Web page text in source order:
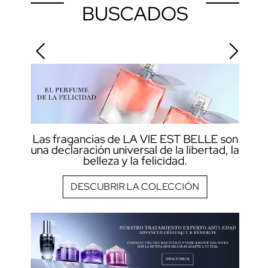
BUSCADOS
Las fragancias de LA VIE EST BELLE son
una declaración universal de la libertad, la
belleza y la felicidad.
DESCUBRIR LA COLECCIÓN